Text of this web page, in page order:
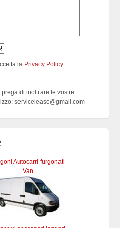
la Privacy Policy
di inoltrare le vostre
servicelease@gmail.com
Autocarri furgonati
Van